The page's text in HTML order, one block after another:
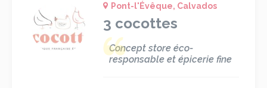
Pont-l'Évêque, Calvados
3 cocottes
Concept store éco-
responsable et épicerie fine